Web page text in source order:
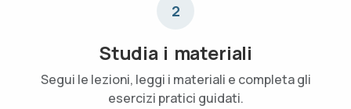
2
Studia i materiali
Segui le lezioni, leggi i materiali e completa gli
esercizi pratici guidati.